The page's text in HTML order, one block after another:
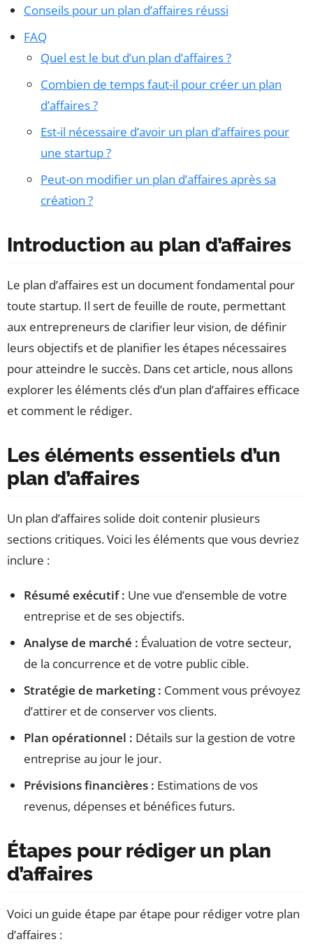
Conseils pour un plan d’affaires réussi
FAQ
Quel est le but d’un plan d’affaires ?
Combien de temps faut-il pour créer un plan
d’affaires ?
Est-il nécessaire d’avoir un plan d’affaires pour
une startup ?
Peut-on modifier un plan d’affaires après sa
création ?
Introduction au plan d’affaires
Le plan d’affaires est un document fondamental pour
toute startup. Il sert de feuille de route, permettant
aux entrepreneurs de clarifier leur vision, de définir
leurs objectifs et de planifier les étapes nécessaires
pour atteindre le succès. Dans cet article, nous allons
explorer les éléments clés d’un plan d’affaires efficace
et comment le rédiger.
Les éléments essentiels d’un
plan d’affaires
Un plan d’affaires solide doit contenir plusieurs
sections critiques. Voici les éléments que vous devriez
inclure :
Résumé exécutif : Une vue d’ensemble de votre
entreprise et de ses objectifs.
Analyse de marché : Évaluation de votre secteur,
de la concurrence et de votre public cible.
Stratégie de marketing : Comment vous prévoyez
d’attirer et de conserver vos clients.
Plan opérationnel : Détails sur la gestion de votre
entreprise au jour le jour.
Prévisions financières : Estimations de vos
revenus, dépenses et bénéfices futurs.
Étapes pour rédiger un plan
d’affaires
Voici un guide étape par étape pour rédiger votre plan
d’affaires :